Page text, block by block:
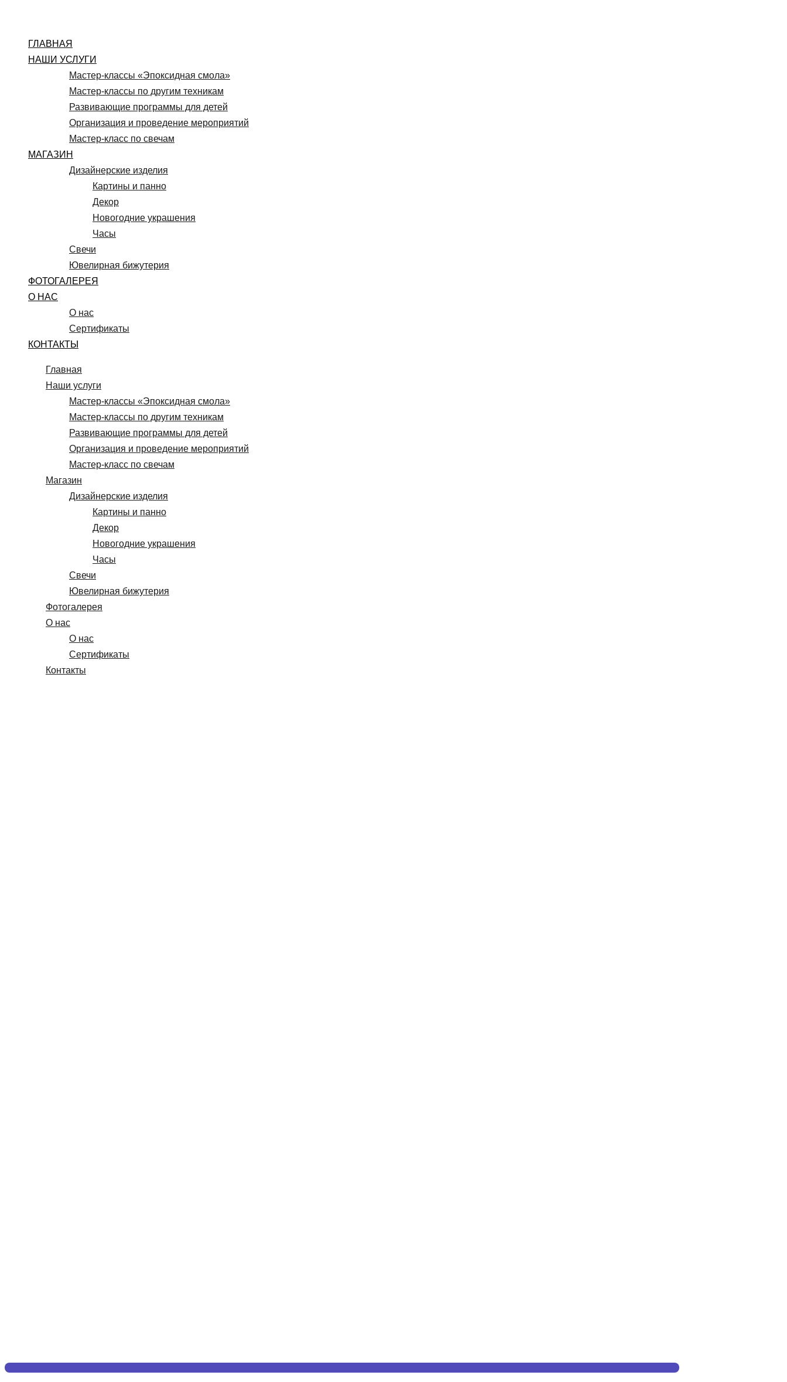
содержимому
ГЛАВНАЯ
НАШИ УСЛУГИ
Мастер-классы «Эпоксидная смола»
Мастер-классы по другим техникам
Развивающие программы для детей
Организация и проведение мероприятий
Мастер-класс по свечам
МАГАЗИН
Дизайнерские изделия
Картины и панно
Декор
Новогодние украшения
Часы
Свечи
Ювелирная бижутерия
ФОТОГАЛЕРЕЯ
О НАС
О нас
Сертификаты
КОНТАКТЫ
Главная
Наши услуги
Мастер-классы «Эпоксидная смола»
Мастер-классы по другим техникам
Развивающие программы для детей
Организация и проведение мероприятий
Мастер-класс по свечам
Магазин
Дизайнерские изделия
Картины и панно
Декор
Новогодние украшения
Часы
Свечи
Ювелирная бижутерия
Фотогалерея
О нас
О нас
Сертификаты
Контакты